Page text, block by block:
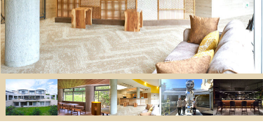
ご利用の流れ
よくある質問
ホテル・宿泊業界情報コラム
無料 転職サポートに申し込む